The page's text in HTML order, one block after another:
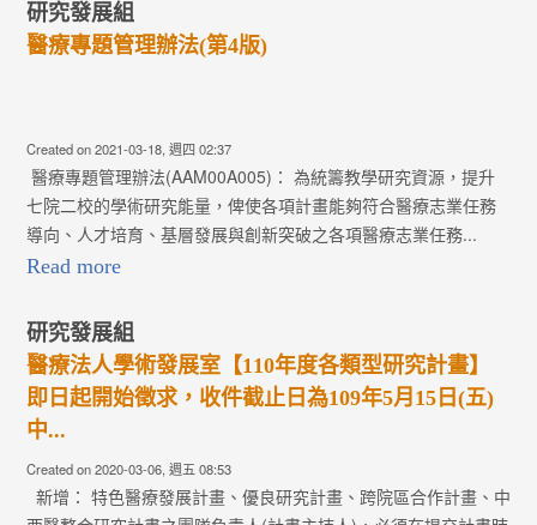
研究發展組
醫療專題管理辦法(第4版)
Created on 2021-03-18, 週四 02:37
醫療專題管理辦法(AAM00A005)： 為統籌教學研究資源，提升
七院二校的學術研究能量，俾使各項計畫能夠符合醫療志業任務
導向、人才培育、基層發展與創新突破之各項醫療志業任務...
Read more
研究發展組
醫療法人學術發展室【110年度各類型研究計畫】
即日起開始徵求，收件截止日為109年5月15日(五)
中...
Created on 2020-03-06, 週五 08:53
新增： 特色醫療發展計畫、優良研究計畫、跨院區合作計畫、中